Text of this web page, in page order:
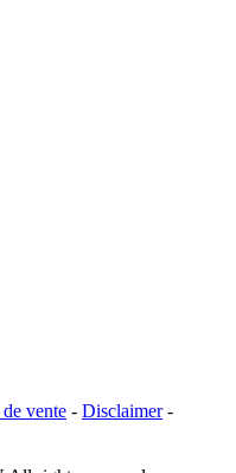
vente - Disclaimer -